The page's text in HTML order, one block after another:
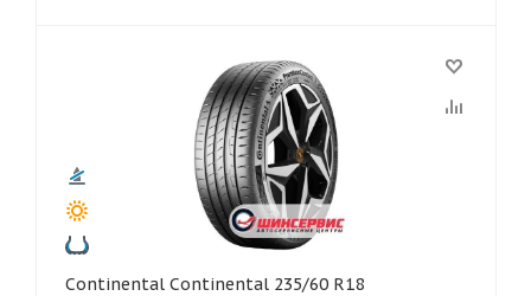
Continental Continental 235/60 R18